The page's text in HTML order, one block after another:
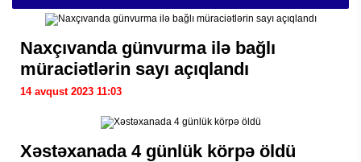
Naxçıvanda günvurma ilə bağlı
müraciətlərin sayı açıqlandı
14 avqust 2023 11:03
Xəstəxanada 4 günlük körpə öldü